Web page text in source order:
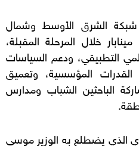
شبكة الشرق الأوسط وشمال
خلال المرحلة المقبلة،
التطبيقي، ودعم السياسات
القدرات المؤسسية، وتعميق
الباحثين الشباب ومدارس
الذي يضطلع به الوزير موسى